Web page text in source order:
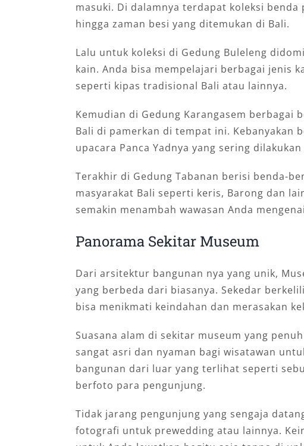
masuki. Di dalamnya terdapat koleksi
hingga zaman besi yang ditemukan di Bali.
Lalu untuk koleksi di Gedung Buleleng
kain. Anda bisa mempelajari berbagai jenis
seperti kipas tradisional Bali atau lainnya.
Kemudian di Gedung Karangasem berbagai
Bali di pamerkan di tempat ini. Kebanyakan
upacara Panca Yadnya yang sering
Terakhir di Gedung Tabanan berisi benda-
masyarakat Bali seperti keris, Barong dan
semakin menambah wawasan Anda
Panorama Sekitar Museum
Dari arsitektur bangunan nya yang unik,
yang berbeda dari biasanya. Sekedar
bisa menikmati keindahan dan merasakan
Suasana alam di sekitar museum yang
sangat asri dan nyaman bagi wisatawan
bangunan dari luar yang terlihat seperti
berfoto para pengunjung.
Tidak jarang pengunjung yang sengaja
fotografi untuk prewedding atau lainnya.